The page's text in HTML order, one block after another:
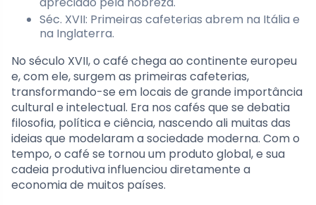
Séc. XVII: Primeiras cafeterias abrem na Itália e
na Inglaterra.
No século XVII, o café chega ao continente europeu
e, com ele, surgem as primeiras cafeterias,
transformando-se em locais de grande importância
cultural e intelectual. Era nos cafés que se debatia
filosofia, política e ciência, nascendo ali muitas das
ideias que modelaram a sociedade moderna. Com o
tempo, o café se tornou um produto global, e sua
cadeia produtiva influenciou diretamente a
economia de muitos países.